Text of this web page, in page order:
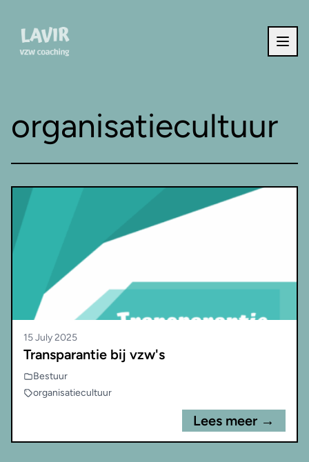
Ga naar de inhoud
organisatiecultuur
15 July 2025
Transparantie bij vzw's
Bestuur
organisatiecultuur
Lees meer →